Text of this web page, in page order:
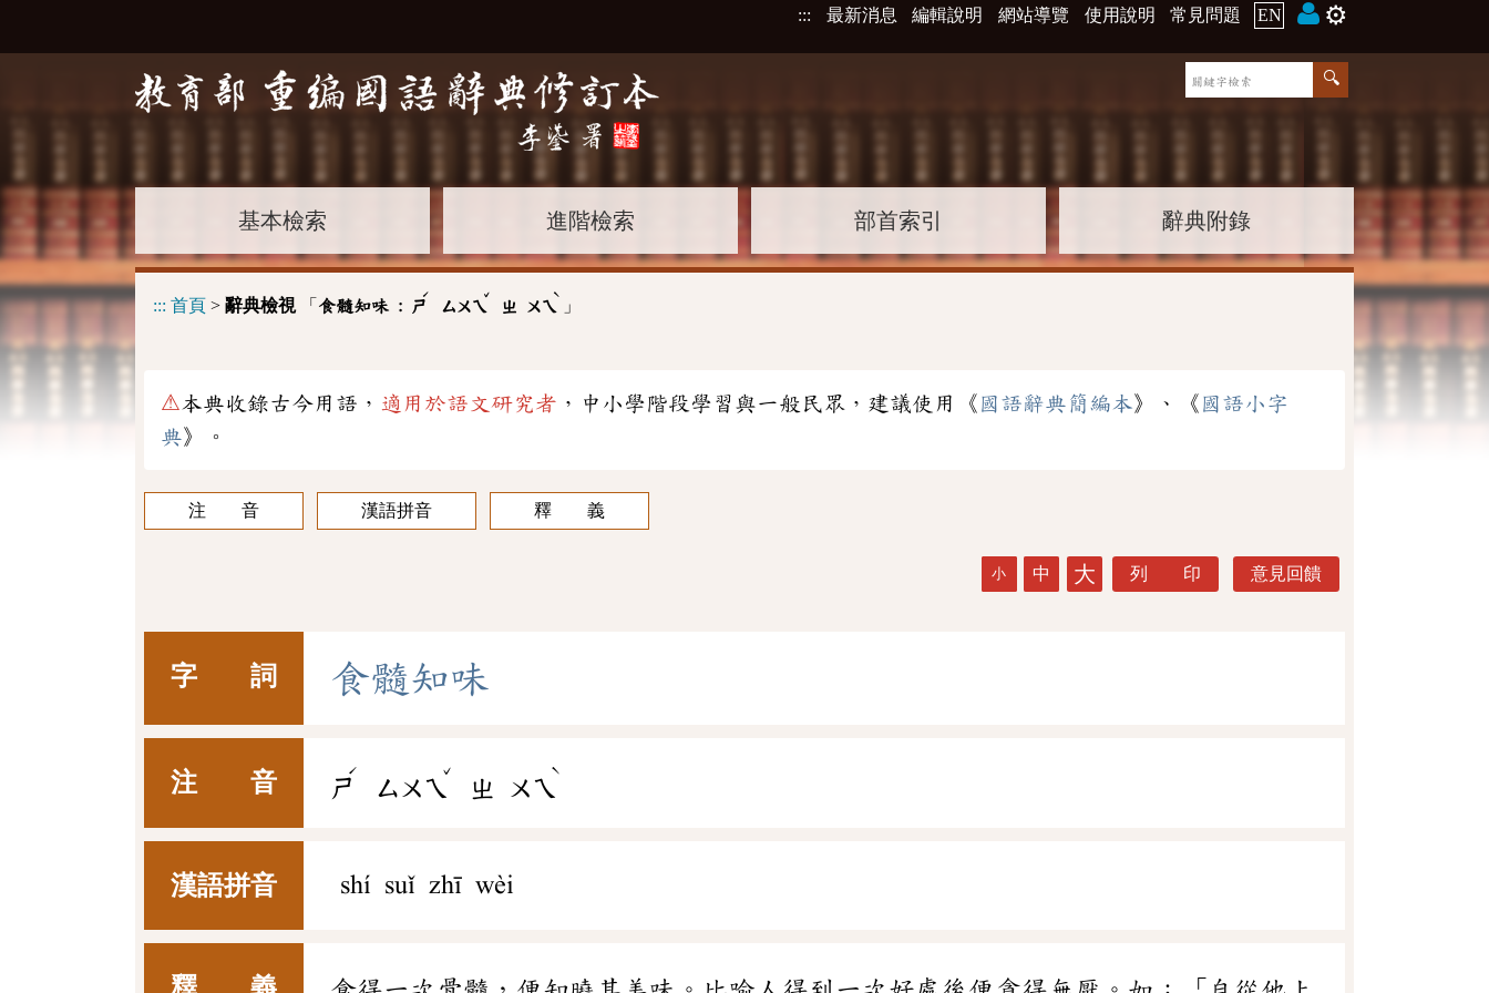
::: 最新消息 編輯說明 網站導覽 使用說明 常見問題 EN ⚙️
基本檢索 進階檢索 部首索引 辭典附錄
::: 首頁 > 辭典檢視「 食髓知味 : ㄕ
ˊ
ㄙㄨㄟ
ˇ
ㄓ ㄨㄟ
ˋ
」
⚠本典收錄古今用語， 適用於語文研究者 ，中小學階段學習與一般民眾，建議使用《 國語辭典簡編本》、《 國語小字
典》。
注 音 漢語拼音 釋 義
小 中 大 列 印 意見回饋
字 詞 食髓知味
注 音 ㄕ
ˊ
ㄙㄨㄟ
ˇ
ㄓ ㄨㄟ
ˋ
漢語拼音 shí suǐ zhī wèi